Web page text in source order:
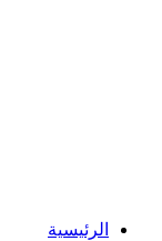
الرئيسية